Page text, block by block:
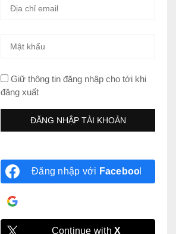
Giữ thông tin đăng nhập cho tới khi
đăng xuất
Đăng nhập với Facebook
Continue withX